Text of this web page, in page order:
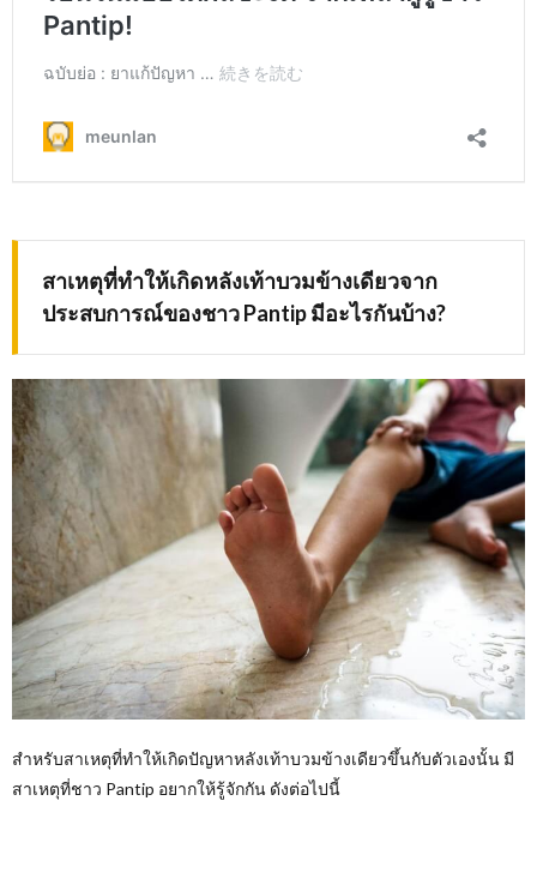
สาเหตุที่ทำให้เกิดหลังเท้าบวมข้างเดียวจาก
ประสบการณ์ของชาวPantip มีอะไรกันบ้าง?
สำหรับสาเหตุที่ทำให้เกิดปัญหาหลังเท้าบวมข้างเดียวขึ้นกับตัวเองนั้น มี
สาเหตุที่ชาว Pantip อยากให้รู้จักกัน ดังต่อไปนี้